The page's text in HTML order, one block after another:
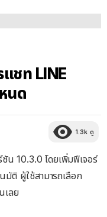
ชท LINE
นด
1.3k ดู
น 10.3.0 โดยเพิ่มฟีเจอร์
มัติ ผู้ใช้สามารถเลือก
เลย